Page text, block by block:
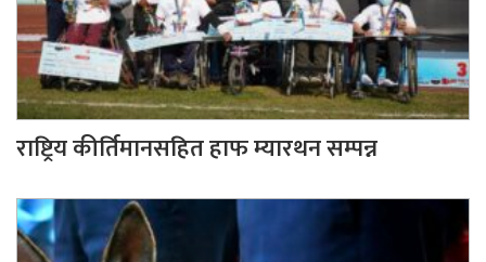
राष्ट्रिय कीर्तिमानसहित हाफ म्यारथन सम्पन्न